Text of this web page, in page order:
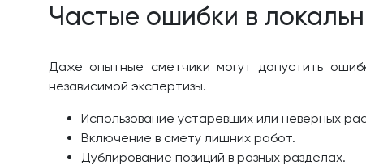
Частые ошибки в
Даже опытные сметчики могут допустить
независимой экспертизы.
Использование устаревших или неверных
Включение в смету лишних работ.
Дублирование позиций в разных разделах.